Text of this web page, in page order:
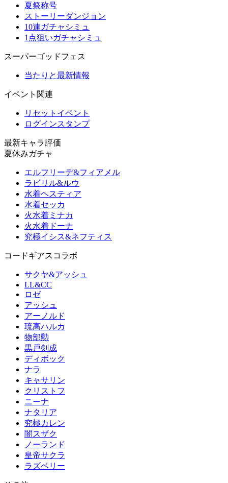
夏祭称号
ストーリーダンジョン
10連ガチャシミュ
1点狙いガチャシミュ
スーパーゴッドフェス
当たりと最新情報
イベント関連
リセットイベント
ログインスタンプ
最新キャラ評価
夏休みガチャ
エルフリーデ&フィアメル
ラビリル&ルウ
水着ヘスティア
水着セッカ
火水着ミナカ
火水着ドーナ
究極イシス&ネフティス
コードギアスコラボ
サクヤ&アッシュ
LL&CC
ロゼ
アッシュ
アーノルド
琉高ハルカ
物部勲
黒戸剣成
ディボック
ナラ
キャサリン
クリストフ
ニーナ
ナタリア
究極カレン
闇スザク
ノーランド
皇帝サクラ
ラズベリー